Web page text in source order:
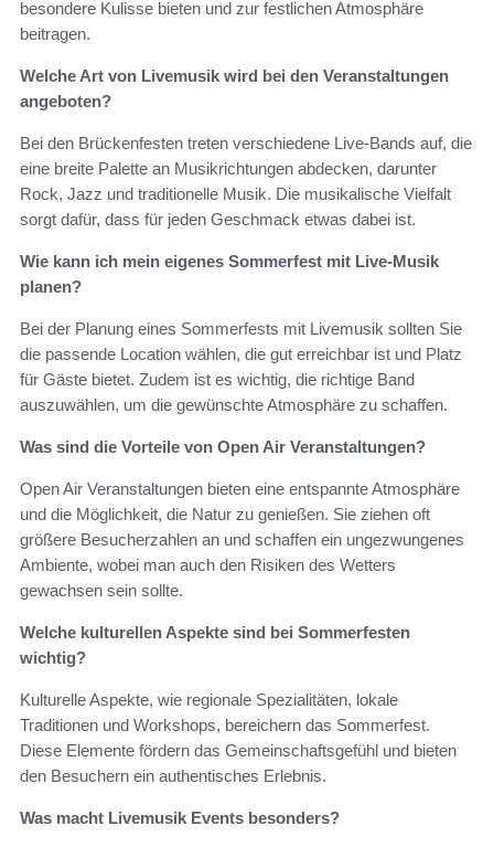
besondere Kulisse bieten und zur festlichen Atmosphäre
beitragen.
Welche Art von Livemusik wird bei den Veranstaltungen
angeboten?
Bei den Brückenfesten treten verschiedene Live-Bands auf, die
eine breite Palette an Musikrichtungen abdecken, darunter
Rock, Jazz und traditionelle Musik. Die musikalische Vielfalt
sorgt dafür, dass für jeden Geschmack etwas dabei ist.
Wie kann ich mein eigenes Sommerfest mit Live-Musik
planen?
Bei der Planung eines Sommerfests mit Livemusik sollten Sie
die passende Location wählen, die gut erreichbar ist und Platz
für Gäste bietet. Zudem ist es wichtig, die richtige Band
auszuwählen, um die gewünschte Atmosphäre zu schaffen.
Was sind die Vorteile von Open Air Veranstaltungen?
Open Air Veranstaltungen bieten eine entspannte Atmosphäre
und die Möglichkeit, die Natur zu genießen. Sie ziehen oft
größere Besucherzahlen an und schaffen ein ungezwungenes
Ambiente, wobei man auch den Risiken des Wetters
gewachsen sein sollte.
Welche kulturellen Aspekte sind bei Sommerfesten
wichtig?
Kulturelle Aspekte, wie regionale Spezialitäten, lokale
Traditionen und Workshops, bereichern das Sommerfest.
Diese Elemente fördern das Gemeinschaftsgefühl und bieten
den Besuchern ein authentisches Erlebnis.
Was macht Livemusik Events besonders?